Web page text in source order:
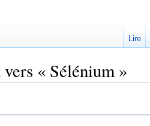
« Sélénium »
Lire